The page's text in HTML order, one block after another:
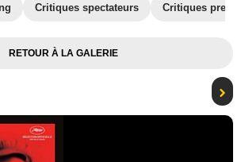
Critiques spectateurs Critiques
RETOUR À LA GALERIE